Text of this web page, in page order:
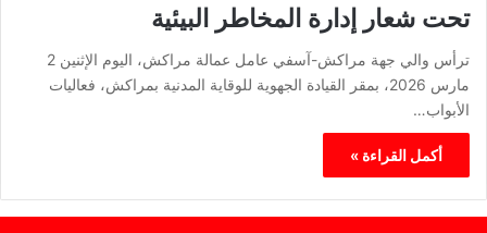
تحت شعار إدارة المخاطر البيئية
ترأس والي جهة مراكش-آسفي عامل عمالة مراكش، اليوم الإثنين 2
مارس 2026، بمقر القيادة الجهوية للوقاية المدنية بمراكش، فعاليات
الأبواب…
أكمل القراءة »